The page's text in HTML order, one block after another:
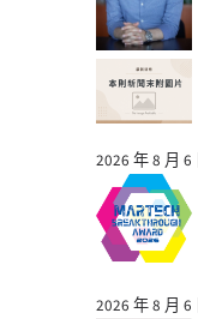
2026 年 8 月 6
2026 年 8 月 6